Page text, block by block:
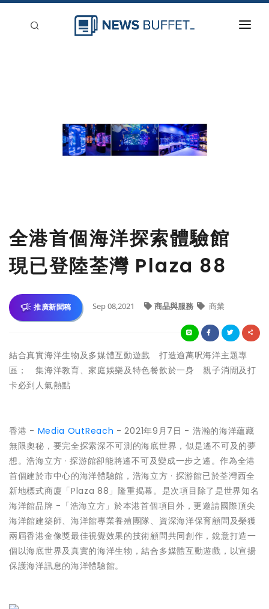
全港首個海洋探索體驗館
現已登陸荃灣 Plaza 88
推廣新聞稿 Sep 08,2021 商品與服務 商業
結合真實海洋生物及多媒體互動遊戲 打造逾萬呎海洋主題專
區； 集海洋教育、家庭娛樂及特色餐飲於一身 親子消閒及打
卡必到人氣熱點
香港 - Media OutReach - 2021年9月7日 - 浩瀚的海洋蘊藏
無限奧秘，要完全探索深不可測的海底世界，似是遙不可及的夢
想。浩海立方 · 探游館卻能將遙不可及變成一步之遙。作為全港
首個建於市中心的海洋體驗館，浩海立方 · 探游館已於荃灣西全
新地標式商廈「Plaza 88」隆重揭幕。是次項目除了是世界知名
海洋館品牌 -「浩海立方」於本港首個項目外，更邀請國際頂尖
海洋館建築師、海洋館專業養殖團隊、資深海洋保育顧問及榮獲
兩屆香港金像獎最佳視覺效果的技術顧問共同創作，銳意打造一
個以海底世界及真實的海洋生物，結合多媒體互動遊戲，以宣揚
保護海洋訊息的海洋體驗館。